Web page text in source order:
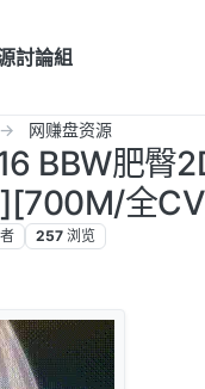
討論組
网赚盘资源
BBW肥臀
全
257 浏览